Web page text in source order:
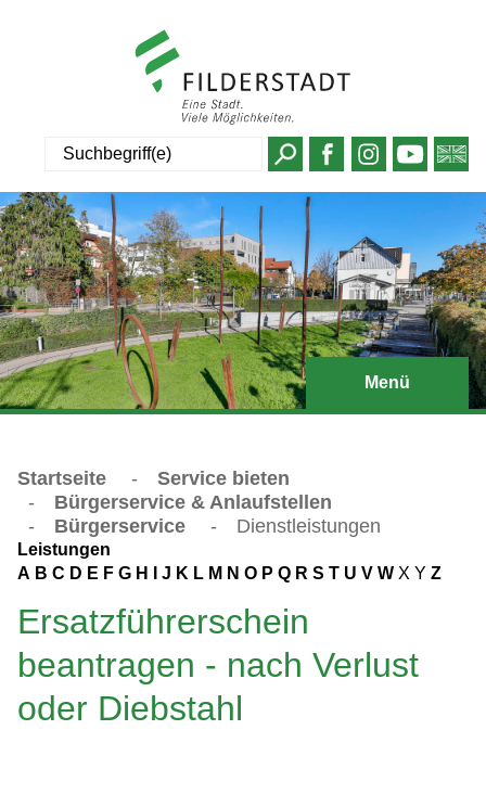
Menü
Startseite -
Service bieten
-
Bürgerservice & Anlaufstellen
-
Bürgerservice - Dienstleistungen
Leistungen
A B C D E F G H J K L M N O P Q R S T U V W X Y Z
Ersatzführerschein
beantragen - nach Verlust
oder Diebstahl